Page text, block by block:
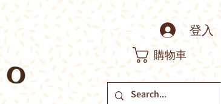
登入
購物車